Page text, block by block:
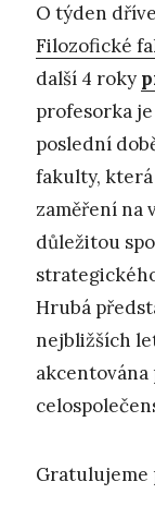
O týden
Filozofické
další 4 roky
profesorka je
poslední
fakulty,
zaměření na
důležitou
Hrubá
nejbližších
Gratulujeme